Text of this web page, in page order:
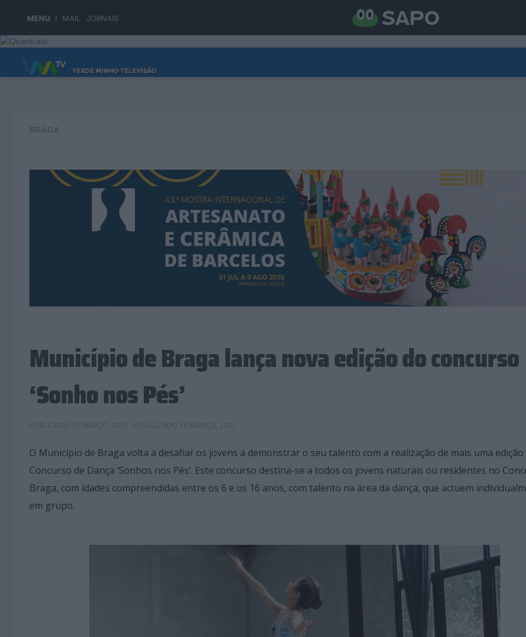
MENU MAIL JORNAIS
Skip to content
Município de Braga lança nova edição do concurso
‘Sonho nos Pés’
O Município de Braga volta a desafiar os jovens a demonstrar o seu talento com a realização de mais uma edição
Concurso de Dança ‘Sonhos nos Pés’. Este concurso destina-se a todos os jovens naturais ou residentes no
Braga, com idades compreendidas entre os 6 e os 16 anos, com talento na área da dança, que actuem
em grupo.